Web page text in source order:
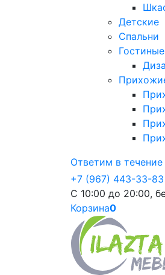
Детские
Спальни
Гостиные
Ответим в течение
+7 (967) 443-33-83
С 10:00 до 20:00,
Корзина0